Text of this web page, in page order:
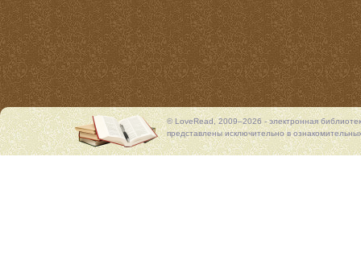
© LoveRead, 2009–2026 - электронная
представлены исключительно в